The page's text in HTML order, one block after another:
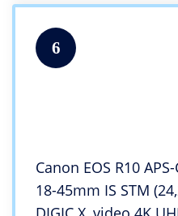
6
Canon EOS R10
18-45mm IS STM